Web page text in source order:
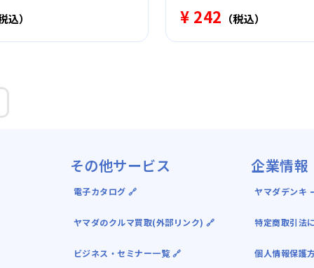
込） ¥ 242 （税込）
その他サービス
電子カタログ 🔗
ヤマダのクルマ買取(外部リンク) 🔗
ビジネス・セミナー一覧 🔗
企業情報
ヤマダデンキ
特定商取引法
個人情報保護